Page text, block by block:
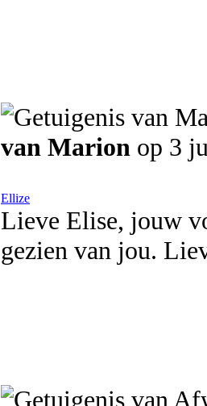
van Marion op 3
Ellize
Lieve Elise, jouw
gezien van jou.